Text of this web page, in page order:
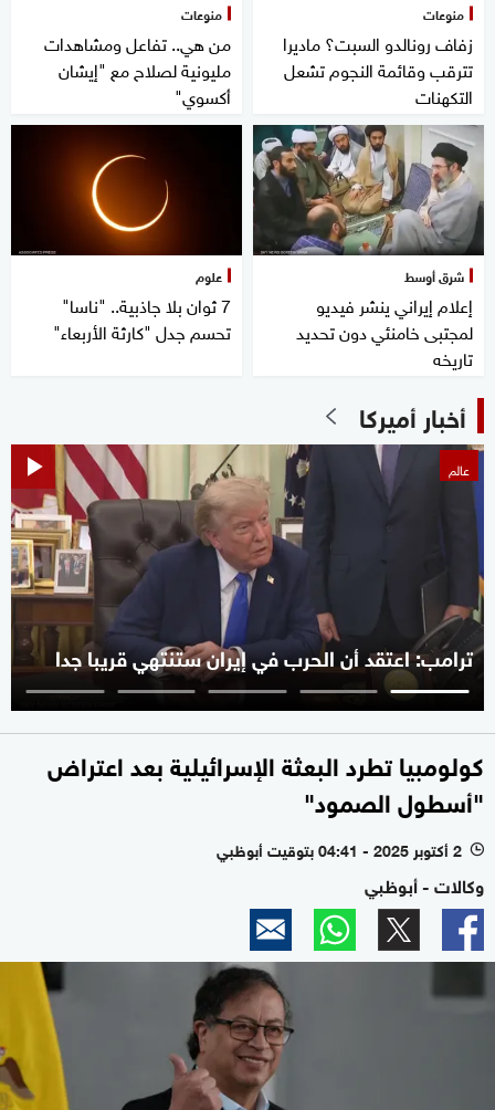
منوعات
زفاف رونالدو السبت؟ ماديرا
تترقب وقائمة النجوم تشعل
التكهنات
منوعات
من هي.. تفاعل ومشاهدات
مليونية لصلاح مع "إيشان
أكسوي"
شرق أوسط
إعلام إيراني ينشر فيديو
لمجتبى خامنئي دون تحديد
تاريخه
علوم
7 ثوان بلا جاذبية.. "ناسا"
تحسم جدل "كارثة الأربعاء"
أخبار أميركا
عالم
ترامب: اعتقد أن الحرب في إيران ستنتهي قريبا جدا
كولومبيا تطرد البعثة الإسرائيلية بعد اعتراض
"أسطول الصمود"
l 2 أكتوبر 2025 - 04:41 بتوقيت أبوظبي
وكالات - أبوظبي